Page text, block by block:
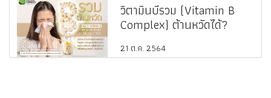
วิตามินบีรวม (Vitamin B
Complex) ต้านหวัดได้?
21 ต.ค. 2564